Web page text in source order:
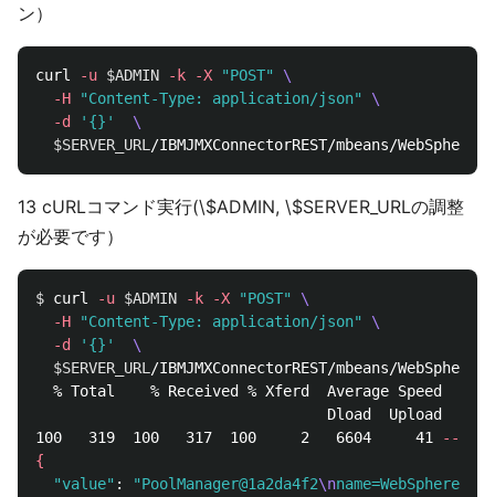
ン）
curl -u $ADMIN -k -X "POST"
\
-H
"Content-Type: application/json"
\
-d
'{}'
\
$SERVER_URL
13 cURLコマンド実行(\$ADMIN, \$SERVER_URLの調整
が必要です）
$ curl -u $ADMIN -k -X "POST"
\
-H
"Content-Type: application/json"
\
-d
'{}'
\
$SERVER_URL /IBMJMXConnectorREST/mbeans/
% Total    % Received % Xferd  Average Speed
Dload  Upload
100   319  100   317  100     2   6604     41
--
{
"value" : "PoolManager@1a2da4f2\n